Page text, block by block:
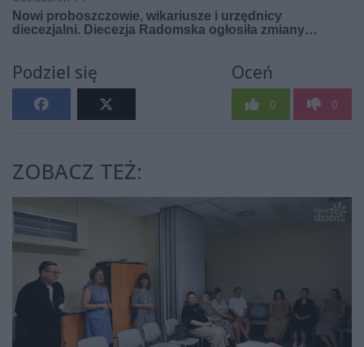
Podziel się Oceń
0 0
ZOBACZ TEŻ: